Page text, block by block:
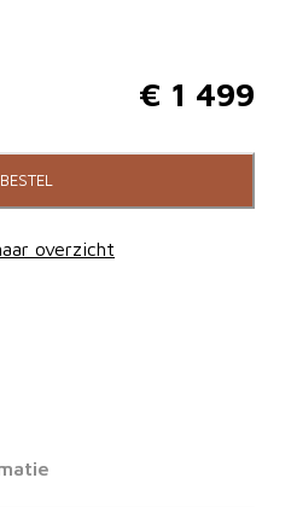
€ 1 499
BESTEL
overzicht